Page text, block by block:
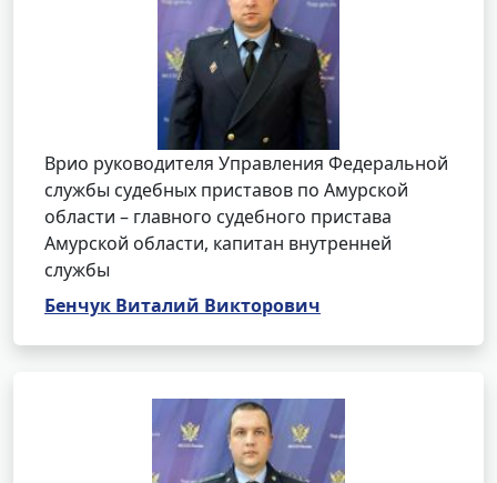
Врио руководителя Управления Федеральной
службы судебных приставов по Амурской
области – главного судебного пристава
Амурской области, капитан внутренней
службы
Бенчук Виталий Викторович